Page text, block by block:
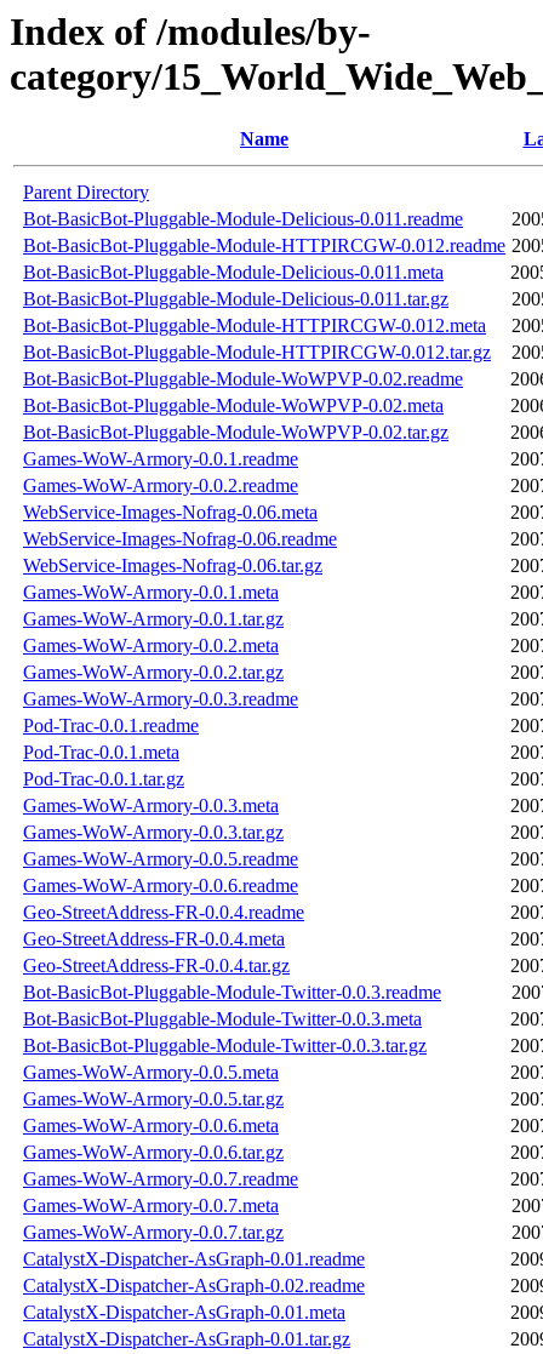
Index of /modules/by-
category/
Name
Parent Directory
Bot-BasicBot-Pluggable-Module-Delicious-0.011.readme
Bot-BasicBot-Pluggable-Module-HTTPIRCGW-0.012.readme
Bot-BasicBot-Pluggable-Module-Delicious-0.011.meta
Bot-BasicBot-Pluggable-Module-Delicious-0.011.tar.gz
Bot-BasicBot-Pluggable-Module-HTTPIRCGW-0.012.meta
Bot-BasicBot-Pluggable-Module-HTTPIRCGW-0.012.tar.gz
Bot-BasicBot-Pluggable-Module-WoWPVP-0.02.readme
Bot-BasicBot-Pluggable-Module-WoWPVP-0.02.meta
Bot-BasicBot-Pluggable-Module-WoWPVP-0.02.tar.gz
Games-WoW-Armory-0.0.1.readme
Games-WoW-Armory-0.0.2.readme
WebService-Images-Nofrag-0.06.meta
WebService-Images-Nofrag-0.06.readme
WebService-Images-Nofrag-0.06.tar.gz
Games-WoW-Armory-0.0.1.meta
Games-WoW-Armory-0.0.1.tar.gz
Games-WoW-Armory-0.0.2.meta
Games-WoW-Armory-0.0.2.tar.gz
Games-WoW-Armory-0.0.3.readme
Pod-Trac-0.0.1.readme
Pod-Trac-0.0.1.meta
Pod-Trac-0.0.1.tar.gz
Games-WoW-Armory-0.0.3.meta
Games-WoW-Armory-0.0.3.tar.gz
Games-WoW-Armory-0.0.5.readme
Games-WoW-Armory-0.0.6.readme
Geo-StreetAddress-FR-0.0.4.readme
Geo-StreetAddress-FR-0.0.4.meta
Geo-StreetAddress-FR-0.0.4.tar.gz
Bot-BasicBot-Pluggable-Module-Twitter-0.0.3.readme
Bot-BasicBot-Pluggable-Module-Twitter-0.0.3.meta
Bot-BasicBot-Pluggable-Module-Twitter-0.0.3.tar.gz
Games-WoW-Armory-0.0.5.meta
Games-WoW-Armory-0.0.5.tar.gz
Games-WoW-Armory-0.0.6.meta
Games-WoW-Armory-0.0.6.tar.gz
Games-WoW-Armory-0.0.7.readme
Games-WoW-Armory-0.0.7.meta
Games-WoW-Armory-0.0.7.tar.gz
CatalystX-Dispatcher-AsGraph-0.01.readme
CatalystX-Dispatcher-AsGraph-0.02.readme
CatalystX-Dispatcher-AsGraph-0.01.meta
CatalystX-Dispatcher-AsGraph-0.01.tar.gz